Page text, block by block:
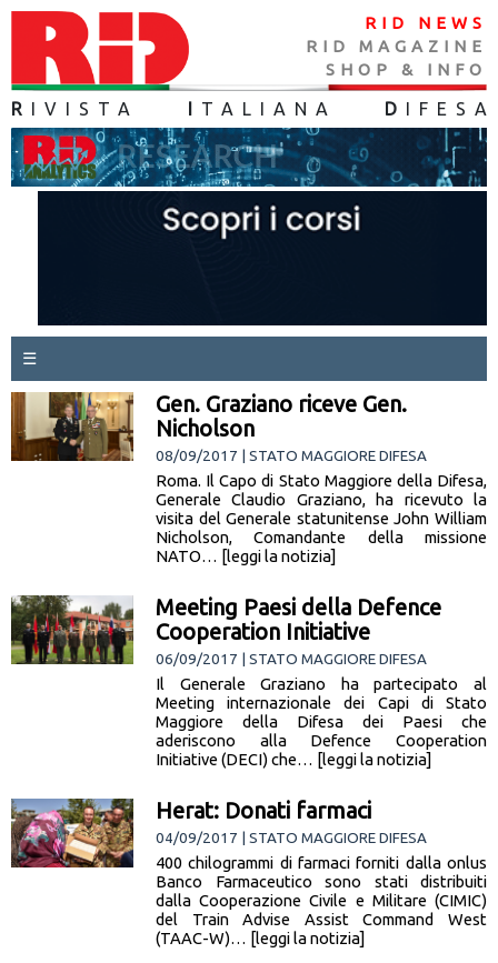
RID NEWS
RID MAGAZINE
SHOP & INFO
R IVISTA TALIANA D IFES A
☰
Gen. Graziano riceve Gen.
Nicholson
08/09/2017 | STATO MAGGIORE DIFESA
Roma. Il Capo di Stato Maggiore della Difesa,
Generale Claudio Graziano, ha ricevuto la
visita del Generale statunitense John William
Nicholson, Comandante della missione
NATO… [leggi la notizia]
Meeting Paesi della Defence
Cooperation Initiative
06/09/2017 | STATO MAGGIORE DIFESA
Il Generale Graziano ha partecipato al
Meeting internazionale dei Capi di Stato
Maggiore della Difesa dei Paesi che
aderiscono alla Defence Cooperation
Initiative (DECI) che… [leggi la notizia]
Herat: Donati farmaci
04/09/2017 | STATO MAGGIORE DIFESA
400 chilogrammi di farmaci forniti dalla onlus
Banco Farmaceutico sono stati distribuiti
dalla Cooperazione Civile e Militare (CIMIC)
del Train Advise Assist Command West
(TAAC-W)… [leggi la notizia]